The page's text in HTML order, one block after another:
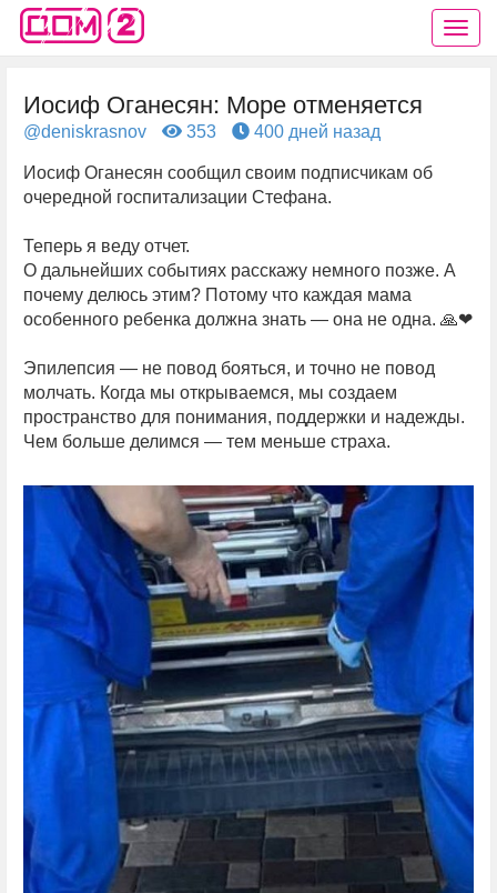
Иосиф Оганесян: Море отменяется
@deniskrasnov 353 400 дней назад
Иосиф Оганесян сообщил своим подписчикам об
очередной госпитализации Стефана.
Теперь я веду отчет.
О дальнейших событиях расскажу немного позже. А
почему делюсь этим? Потому что каждая мама
особенного ребенка должна знать — она не одна. 🙏❤
Эпилепсия — не повод бояться, и точно не повод
молчать. Когда мы открываемся, мы создаем
пространство для понимания, поддержки и надежды.
Чем больше делимся — тем меньше страха.